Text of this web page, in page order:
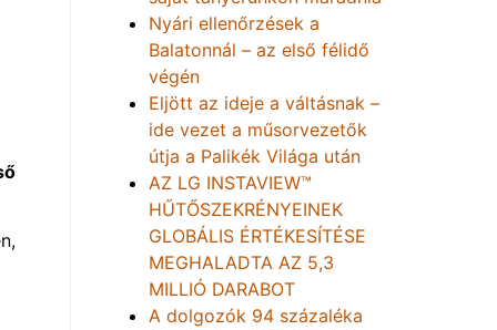
Nyári ellenőrzések a
Balatonnál – az első félidő
végén
Eljött az ideje a váltásnak –
ide vezet a műsorvezetők
útja a Palikék Világa után
AZ LG INSTAVIEW™
HŰTŐSZEKRÉNYEINEK
GLOBÁLIS ÉRTÉKESÍTÉSE
MEGHALADTA AZ 5,3
MILLIÓ DARABOT
A dolgozók 94 százaléka